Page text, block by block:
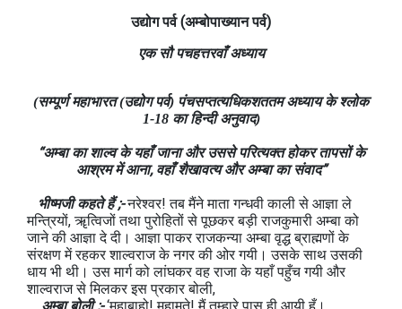
उद्योगपर्व(अम्बोपाख्यान पर्व)
एक सौ पचहत्तरवाँ अध्याय
(सम्पूर्ण महाभारत (उद्योग पर्व) पंचसप्तत्यधिकशततम अध्याय के श्लोक
1-18 का हिन्दी अनुवाद)
“अम्बा का शाल्व के यहाँ जाना और उससे परित्य‍क्त होकर तापसों के
आश्रम में आना, वहाँ शैखावत्य और अम्बा का संवाद”
भीष्‍मजी कहते हैं ;-नरेश्‍वर! तब मैंने माता गन्धवी काली से आज्ञा ले
मन्त्रियों, ॠत्विजों तथा पुरोहितों से पूछकर बड़ी राजकुमारी अम्बा को
जाने की आज्ञा दे दी। आज्ञा पाकर राजकन्या अम्बा वृद्ध ब्राह्मणों के
संरक्षण में रहकर शाल्वराज के नगर की ओर गयी। उसके साथ उसकी
धाय भी थी। उस मार्ग को लांघकर वह राजा के यहाँ पहुँच गयी और
शाल्वराज से मिलकर इस प्रकार बोली,